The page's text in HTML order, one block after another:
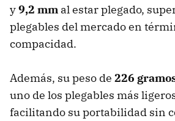
y9,2 mm al estar plegado,
plegables del mercado en
compacidad.
Además, su peso de 226
uno de los plegables más
facilitando su portabilidad sin